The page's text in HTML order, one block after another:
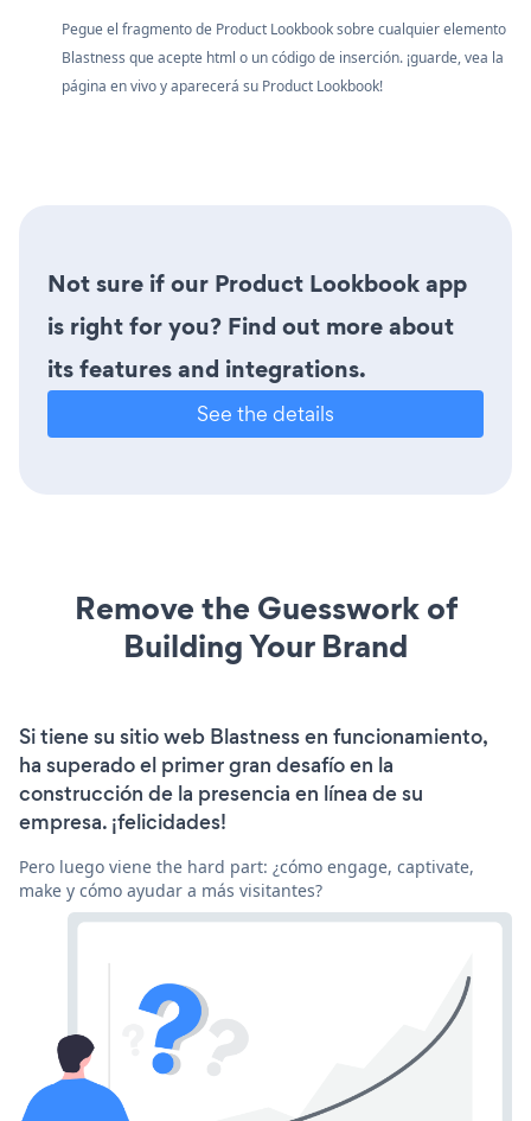
Pegue el fragmento de Product Lookbook sobre cualquier elemento
Blastness que acepte html o un código de inserción. ¡guarde, vea la
página en vivo y aparecerá su Product Lookbook!
Not sure if our Product Lookbook app
is right for you? Find out more about
its features and integrations.
See the details
Remove the Guesswork of
Building Your Brand
Si tiene su sitio web Blastness en funcionamiento,
ha superado el primer gran desafío en la
construcción de la presencia en línea de su
empresa. ¡felicidades!
Pero luego viene the hard part: ¿cómo engage, captivate,
make y cómo ayudar a más visitantes?